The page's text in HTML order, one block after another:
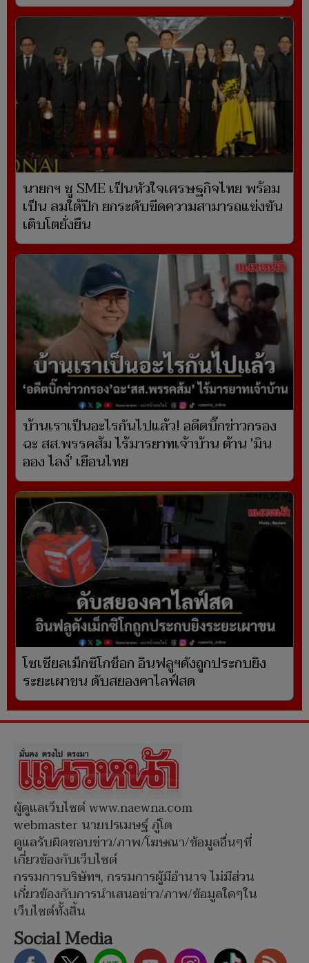
นายกฯ ชู SME เป็นหัวใจเศรษฐกิจไทย พร้อม
เป็น ลมใต้ปีก ยกระดับขีดความสามารถแข่งขัน
เติบโตยั่งยืน
บ้านเราเป็นอะไรกันไปแล้ว! อดีตบิ๊กข่าวกรอง
ฉะ สส.พรรคส้ม ไร้มารยาทเจ้าบ้าน ต้าน 'มิน
ออง ไลง์' เยือนไทย
โซเชียลเม็กซิโกช็อก อินฟลูฯดังถูกประกบยิง
ระยะเผาขน ดับสยองคาไลฟ์สด
ผู้ดูแลเว็บไซต์ www.naewna.com
webmaster นายปรเมษฐ์ ภู่โต
ดูแลรับผิดชอบข่าว/ภาพ/โฆษณา/ข้อมูลอื่นๆที่
เกี่ยวข้องกับเว็บไซต์
กรรมการบริษัทฯ, กรรมการผู้มีอำนาจ ไม่มีส่วน
เกี่ยวข้องกับการนำเสนอข่าว/ภาพ/ข้อมูลใดๆใน
เว็บไซต์ทั้งสิ้น
Social Media